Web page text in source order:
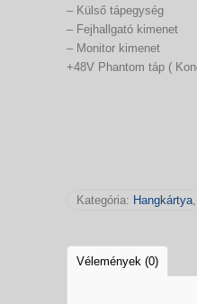
– Külső tápegység
– Fejhallgató kimenet
– Monitor kimenet
+48V Phantom táp (
Kategória: Hangkártya
Vélemények (0)